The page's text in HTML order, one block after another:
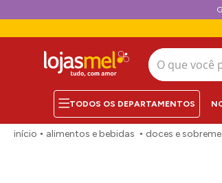
O que você
alimentos e bebidas doces e